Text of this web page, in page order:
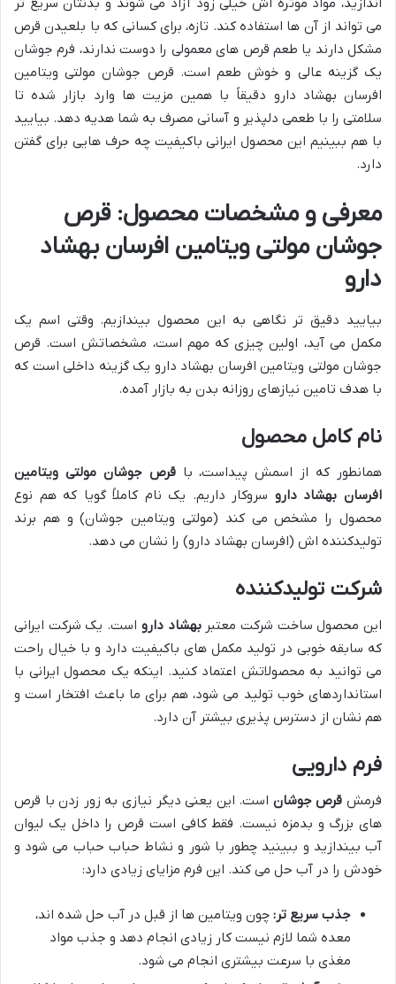
اندازید، مواد موثره اش خیلی زود آزاد می شوند و بدنتان سریع تر
می تواند از آن ها استفاده کند. تازه، برای کسانی که با بلعیدن قرص
مشکل دارند یا طعم قرص های معمولی را دوست ندارند، فرم جوشان
یک گزینه عالی و خوش طعم است. قرص جوشان مولتی ویتامین
افرسان بهشاد دارو دقیقاً با همین مزیت ها وارد بازار شده تا
سلامتی را با طعمی دلپذیر و آسانی مصرف به شما هدیه دهد. بیایید
با هم ببینیم این محصول ایرانی باکیفیت چه حرف هایی برای گفتن
دارد.
معرفی و مشخصات محصول: قرص
جوشان مولتی ویتامین افرسان بهشاد
دارو
بیایید دقیق تر نگاهی به این محصول بیندازیم. وقتی اسم یک
مکمل می آید، اولین چیزی که مهم است، مشخصاتش است. قرص
جوشان مولتی ویتامین افرسان بهشاد دارو یک گزینه داخلی است که
با هدف تامین نیازهای روزانه بدن به بازار آمده.
نام کامل محصول
همانطور که از اسمش پیداست، باقرص جوشان مولتی ویتامین
افرسان بهشاد دارو سروکار داریم. یک نام کاملاً گویا که هم نوع
محصول را مشخص می کند (مولتی ویتامین جوشان) و هم برند
تولیدکننده اش (افرسان بهشاد دارو) را نشان می دهد.
شرکت تولیدکننده
این محصول ساخت شرکت معتبربهشاد دارو است. یک شرکت ایرانی
که سابقه خوبی در تولید مکمل های باکیفیت دارد و با خیال راحت
می توانید به محصولاتش اعتماد کنید. اینکه یک محصول ایرانی با
استانداردهای خوب تولید می شود، هم برای ما باعث افتخار است و
هم نشان از دسترس پذیری بیشتر آن دارد.
فرم دارویی
فرمش قرص جوشان است. این یعنی دیگر نیازی به زور زدن با قرص
های بزرگ و بدمزه نیست. فقط کافی است قرص را داخل یک لیوان
آب بیندازید و ببینید چطور با شور و نشاط حباب حباب می شود و
خودش را در آب حل می کند. این فرم مزایای زیادی دارد:
جذب سریع تر: چون ویتامین ها از قبل در آب حل شده اند،
معده شما لازم نیست کار زیادی انجام دهد و جذب مواد
مغذی با سرعت بیشتری انجام می شود.